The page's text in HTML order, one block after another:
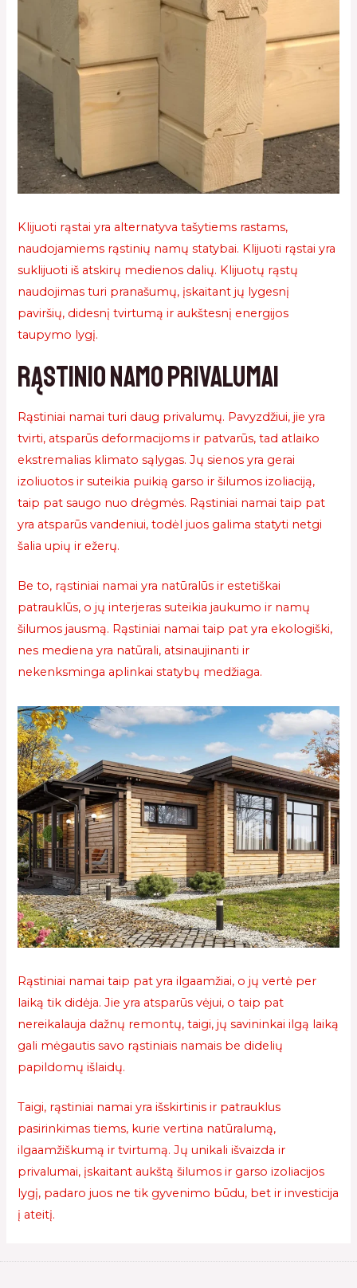
Klijuoti rąstai yra alternatyva tašytiems rastams,
naudojamiems rąstinių namų statybai. Klijuoti rąstai yra
suklijuoti iš atskirų medienos dalių. Klijuotų rąstų
naudojimas turi pranašumų, įskaitant jų lygesnį
paviršių, didesnį tvirtumą ir aukštesnį energijos
taupymo lygį.
Rąstinio namo privalumai
Rąstiniai namai turi daug privalumų. Pavyzdžiui, jie yra
tvirti, atsparūs deformacijoms ir patvarūs, tad atlaiko
ekstremalias klimato sąlygas. Jų sienos yra gerai
izoliuotos ir suteikia puikią garso ir šilumos izoliaciją,
taip pat saugo nuo drėgmės. Rąstiniai namai taip pat
yra atsparūs vandeniui, todėl juos galima statyti netgi
šalia upių ir ežerų.
Be to, rąstiniai namai yra natūralūs ir estetiškai
patrauklūs, o jų interjeras suteikia jaukumo ir namų
šilumos jausmą. Rąstiniai namai taip pat yra ekologiški,
nes mediena yra natūrali, atsinaujinanti ir
nekenksminga aplinkai statybų medžiaga.
Rąstiniai namai taip pat yra ilgaamžiai, o jų vertė per
laiką tik didėja. Jie yra atsparūs vėjui, o taip pat
nereikalauja dažnų remontų, taigi, jų savininkai ilgą laiką
gali mėgautis savo rąstiniais namais be didelių
papildomų išlaidų.
Taigi, rąstiniai namai yra išskirtinis ir patrauklus
pasirinkimas tiems, kurie vertina natūralumą,
ilgaamžiškumą ir tvirtumą. Jų unikali išvaizda ir
privalumai, įskaitant aukštą šilumos ir garso izoliacijos
lygį, padaro juos ne tik gyvenimo būdu, bet ir investicija
į ateitį.